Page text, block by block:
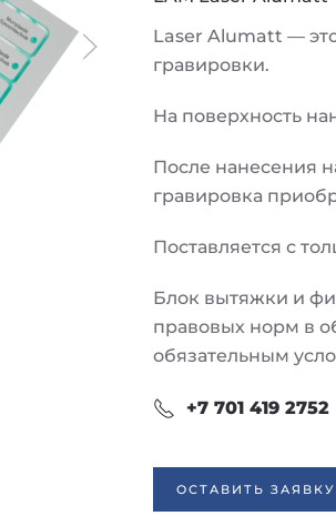
Laser Alumatt —
гравировки.
На поверхность
После нанесения
гравировка
Поставляется с
Блок вытяжки и
правовых норм в
обязательным
+7 701 419 2752
ОСТАВИТЬ ЗАЯВКУ